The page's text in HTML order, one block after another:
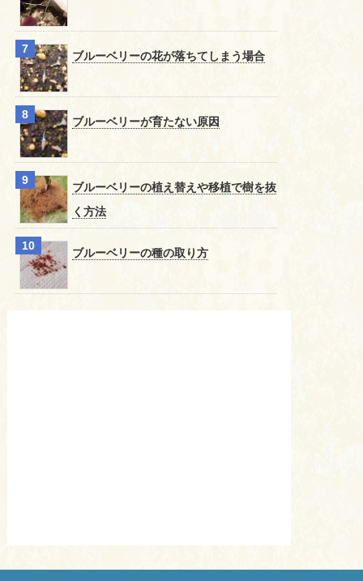
ブルーベリーの花が落ちてしまう場合
ブルーベリーが育たない原因
ブルーベリーの植え替えや移植で樹を抜
く方法
ブルーベリーの種の取り方